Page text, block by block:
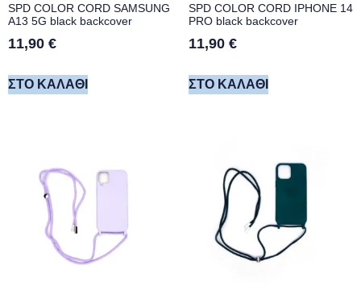
SPD COLOR CORD SAMSUNG
A13 5G black backcover
11,90 €
ΣΤΟ ΚΑΛΆΘΙ
SPD COLOR CORD IPHONE 14
PRO black backcover
11,90 €
ΣΤΟ ΚΑΛΆΘΙ